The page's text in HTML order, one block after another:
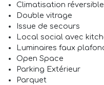
Climatisation réversible
Double vitrage
Issue de secours
Local social avec
Luminaires faux
Open Space
Parking Extérieur
Parquet